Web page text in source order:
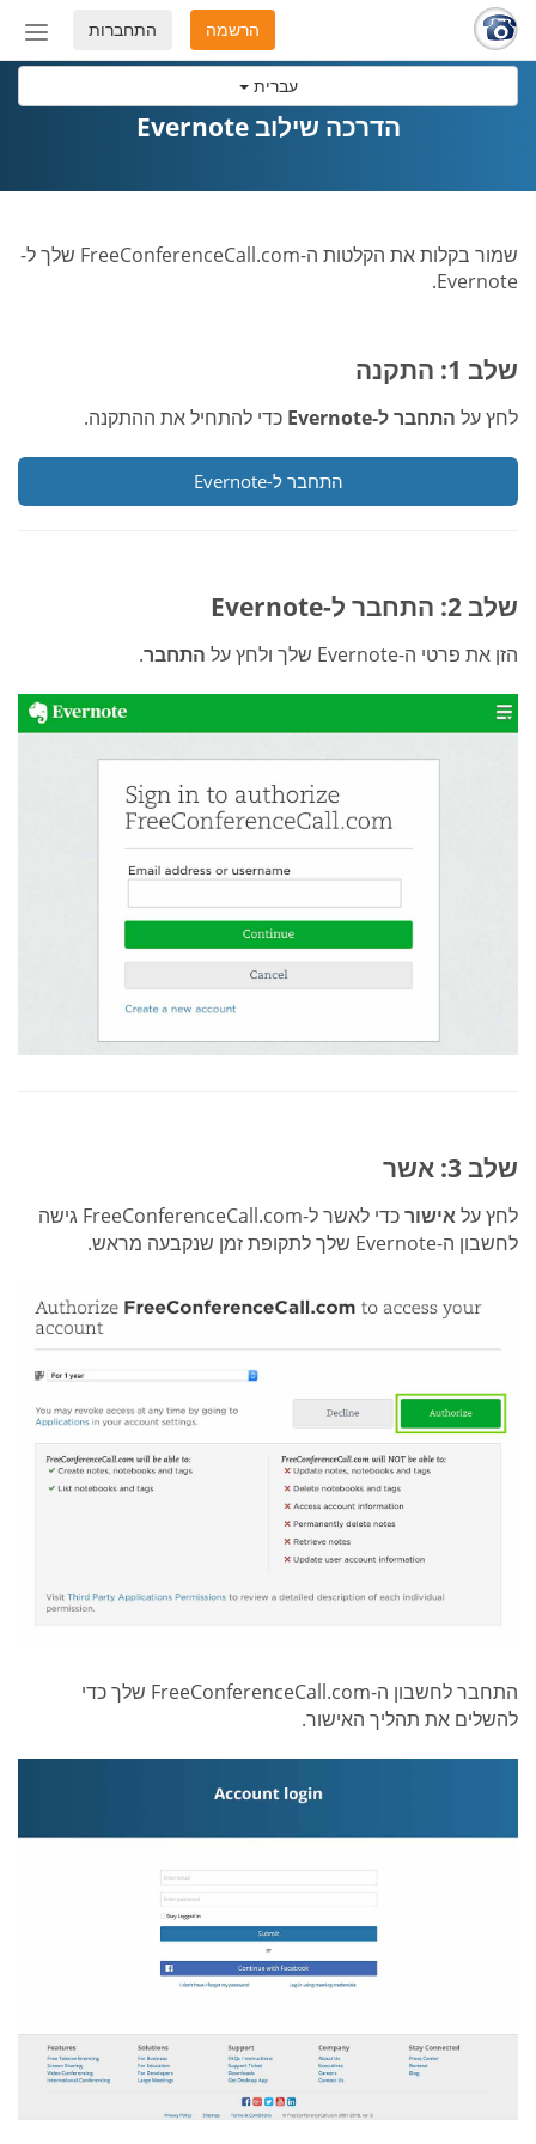
עברית
מצב
התחברות הרשמה
הדרכה שילוב Evernote
שמור בקלות את הקלטות ה-FreeConferenceCall.com שלך ל-
Evernote.
שלב 1: התקנה
לחץ על התחבר ל-Evernote כדי להתחיל את ההתקנה.
התחבר ל-Evernote
שלב 2: התחבר ל-Evernote
הזן את פרטי ה-Evernote שלך ולחץ על התחבר.
שלב 3: אשר
לחץ עלאישור
כדי לאשר ל-FreeConferenceCall.com גישה
לחשבון ה-Evernote שלך לתקופת זמן שנקבעה מראש.
התחבר לחשבון ה-FreeConferenceCall.com שלך כדי
להשלים את תהליך האישור.